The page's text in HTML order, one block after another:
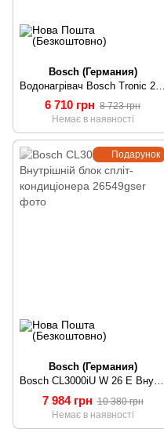
Bosch (Германия)
6 710 грн 8 723 грн
Немає в наявності
Подарунок
Bosch (Германия)
Bosch CL3000iU W 26 E Внутрішній блок спліт-кондиціонера
7 984 грн 10 380 грн
Немає в наявності